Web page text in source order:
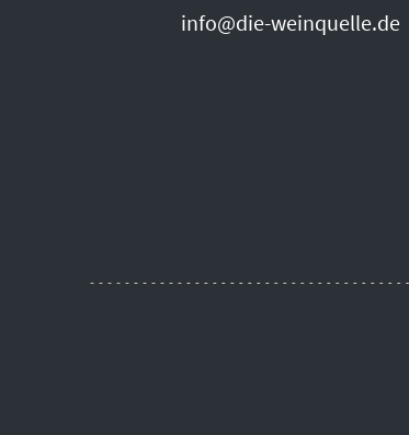
info@die-weinquelle.de